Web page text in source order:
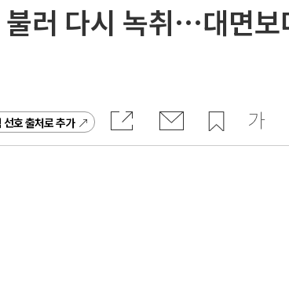
러 다시 녹취…대면보
선호 출처로 추가
17:20
주니어 패션 매거진 ‘크레센도’ 8월호,
고 잡지 일간베스트 10위